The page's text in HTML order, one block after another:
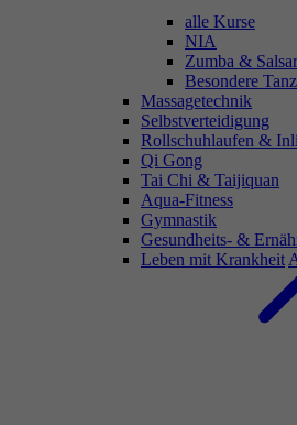
alle Kurse
NIA
Zumba &
Besondere
Massagetechnik
Selbstverteidigung
Rollschuhlaufen &
Qi Gong
Tai Chi & Taijiquan
Aqua-Fitness
Gymnastik
Gesundheits- &
Leben mit Krankheit